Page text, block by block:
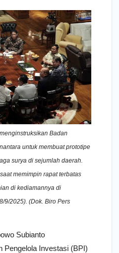
Badan
untuk membuat prototipe
surya di sejumlah daerah.
memimpin rapat terbatas
di kediamannya di
9/2025). (Dok. Biro Pers
Subianto
Pengelola Investasi (BPI)